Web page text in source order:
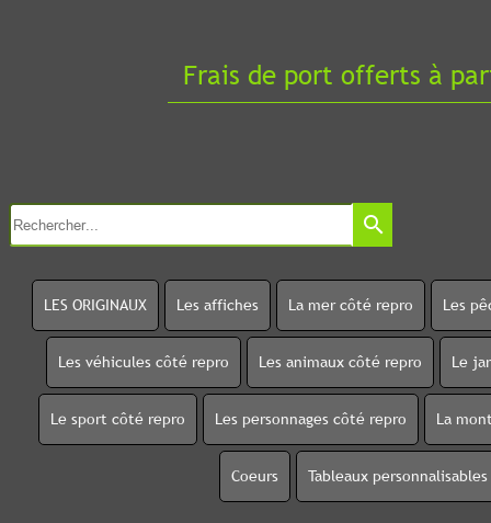
Frais de port offerts à
search
LES ORIGINAUX Les affiches La mer côté repro Les
Les véhicules côté repro Les animaux côté repro Le
Le sport côté repro Les personnages côté repro La
Coeurs Tableaux personnalisables